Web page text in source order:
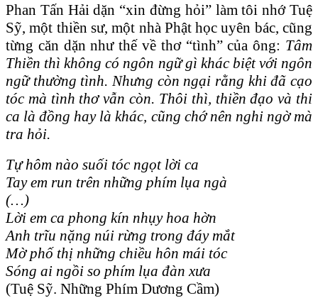
Phan Tấn Hải dặn “xin đừng hỏi” làm tôi nhớ Tuệ
Sỹ, một thiền sư, một nhà Phật học uyên bác, cũng
từng căn dặn như thế về thơ “tình” của ông: Tâm
Thiền thì không có ngôn ngữ gì khác biệt với ngôn
ngữ thường tình. Nhưng còn ngại rằng khi đã cạo
tóc mà tình thơ vẫn còn. Thôi thì, thiền đạo và thi
ca là đồng hay là khác, cũng chớ nên nghi ngờ mà
tra hỏi.
Tự hôm nào suối tóc ngọt lời ca
Tay em run trên những phím lụa ngà
(…)
Lời em ca phong kín nhụy hoa hờn
Anh trĩu nặng núi rừng trong đáy mắt
Mờ phố thị những chiều hôn mái tóc
Sóng ai ngồi so phím lụa đàn xưa
(Tuệ Sỹ. Những Phím Dương Cầm)